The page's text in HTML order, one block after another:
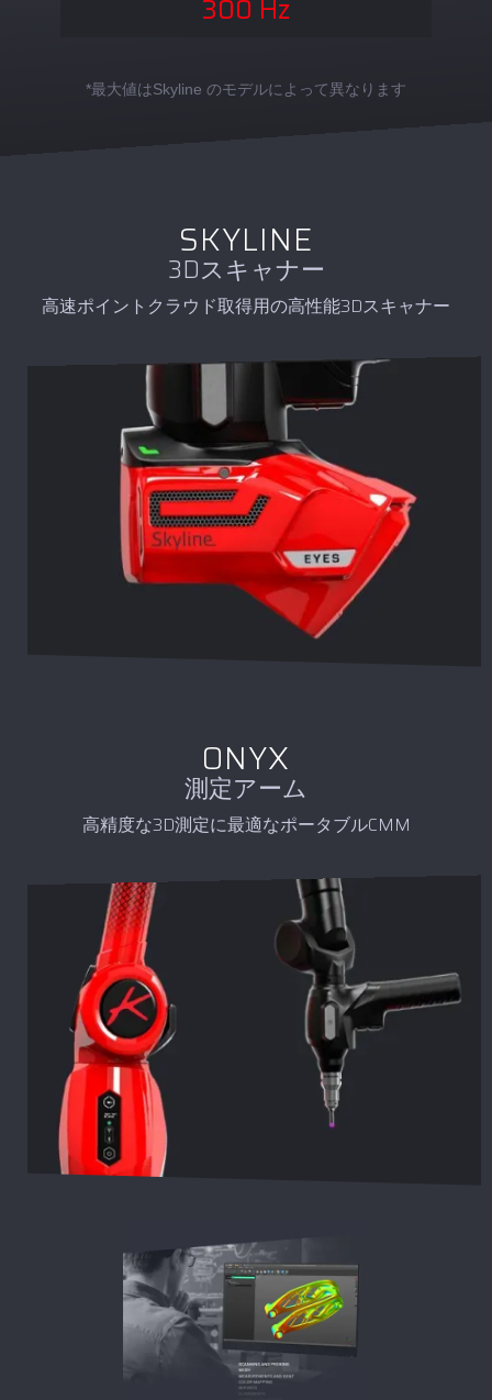
300 Hz
*最大値はSkyline のモデルによって異なります
SKYLINE
3Dスキャナー
高速ポイントクラウド取得用の高性能3Dスキャナー
ONYX
測定アーム
高精度な3D測定に最適なポータブルCMM